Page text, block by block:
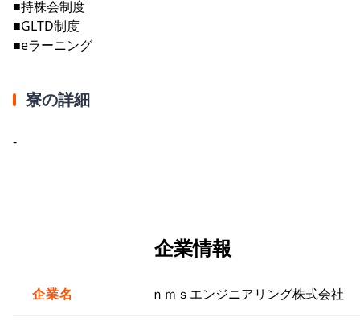
■持株会制度
■GLTD制度
■eラーニング
寮の詳細
-
企業情報
企業名 ｎｍｓエンジニアリング株式会社